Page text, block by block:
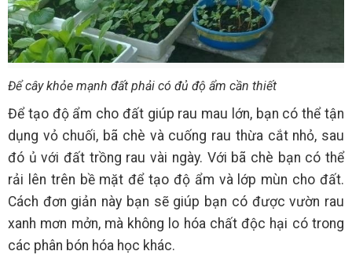
Để cây khỏe mạnh đất phải có đủ độ ẩm cần thiết
Để tạo độ ẩm cho đất giúp rau mau lớn, bạn có thể tận
dụng vỏ chuối, bã chè và cuống rau thừa cắt nhỏ, sau
đó ủ với đất trồng rau vài ngày. Với bã chè bạn có thể
rải lên trên bề mặt để tạo độ ẩm và lớp mùn cho đất.
Cách đơn giản này bạn sẽ giúp bạn có được vườn rau
xanh mơn mởn, mà không lo hóa chất độc hại có trong
các phân bón hóa học khác.